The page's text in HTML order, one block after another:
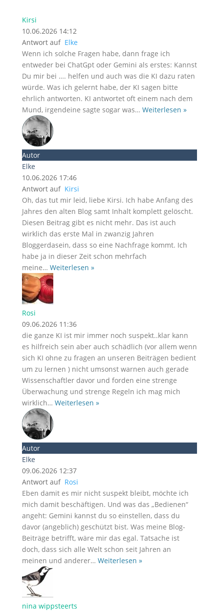
Kirsi
10.06.2026 14:12
Antwort auf Elke
Wenn ich solche Fragen habe, dann frage ich
entweder bei ChatGpt oder Gemini als erstes: Kannst
Du mir bei …. helfen und auch was die KI dazu raten
würde. Was ich gelernt habe, der KI sagen bitte
ehrlich antworten. KI antwortet oft einem nach dem
Mund, irgendeine sagte sogar was… Weiterlesen »
Autor
Elke
10.06.2026 17:46
Antwort auf Kirsi
Oh, das tut mir leid, liebe Kirsi. Ich habe Anfang des
Jahres den alten Blog samt Inhalt komplett gelöscht.
Diesen Beitrag gibt es nicht mehr. Das ist auch
wirklich das erste Mal in zwanzig Jahren
Bloggerdasein, dass so eine Nachfrage kommt. Ich
habe ja in dieser Zeit schon mehrfach
meine… Weiterlesen »
Rosi
09.06.2026 11:36
die ganze KI ist mir immer noch suspekt..klar kann
es hilfreich sein aber auch schädlich (vor allem wenn
sich KI ohne zu fragen an unseren Beiträgen bedient
um zu lernen ) nicht umsonst warnen auch gerade
Wissenschaftler davor und forden eine strenge
Überwachung und strenge Regeln ich mag mich
wirklich… Weiterlesen »
Autor
Elke
09.06.2026 12:37
Antwort auf Rosi
Eben damit es mir nicht suspekt bleibt, möchte ich
mich damit beschäftigen. Und was das „Bedienen“
angeht: Gemini kannst du so einstellen, dass du
davor (angeblich) geschützt bist. Was meine Blog-
Beiträge betrifft, wäre mir das egal. Tatsache ist
doch, dass sich alle Welt schon seit Jahren an
meinen und anderer… Weiterlesen »
nina wippsteerts